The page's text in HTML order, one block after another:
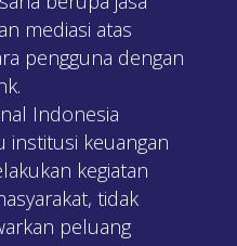
mediasi atas
pengguna dengan
Indonesia
institusi keuangan
kegiatan
tidak
peluang